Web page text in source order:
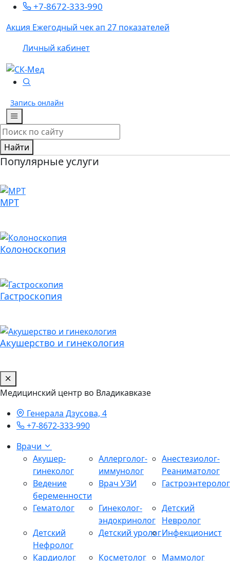
+7-8672-333-990
Акция Ежегодный чек ап 27 показателей
Личный кабинет
Запись онлайн
Найти
Популярные услуги
МРТ
Колоноскопия
Гастроскопия
Акушерство и гинекология
Медицинский центр во Владикавказе
Генерала Дзусова, 4
+7-8672-333-990
Врачи
Акушер-
гинеколог
Аллерголог-
иммунолог
Анестезиолог-
Реаниматолог
Ведение
беременности
Врач УЗИ Гастроэнтеролог
Гематолог
Гинеколог-
эндокринолог
Детский
Невролог
Детский
Нефролог
Детский урологИнфекционист
Кардиолог Косметолог
Маммолог